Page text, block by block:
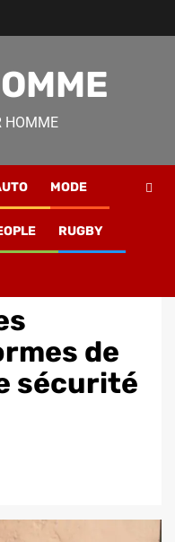
HOMME
MODE
RUGBY
de
sécurité